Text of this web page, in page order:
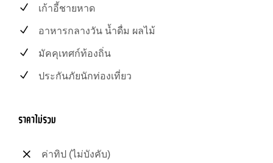
เก้าอี้ชายหาด
อาหารกลางวัน น้ำดื่ม ผลไม้
มัคคุเทศก์ท้องถิ่น
ประกันภัยนักท่องเที่ยว
ราคาไม่รวม
ค่าทิป (ไม่บังคับ)